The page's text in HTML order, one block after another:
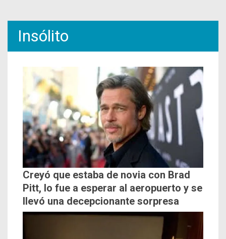
Insólito
Creyó que estaba de novia con Brad
Pitt, lo fue a esperar al aeropuerto y se
llevó una decepcionante sorpresa